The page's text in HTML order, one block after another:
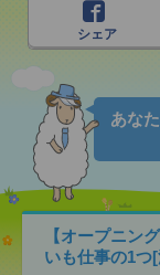
シェア
あな
【オープニン
いも仕事の1つ